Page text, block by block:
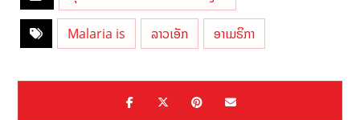
Malaria is ລາວເອັກ ອາເມຣິກາ